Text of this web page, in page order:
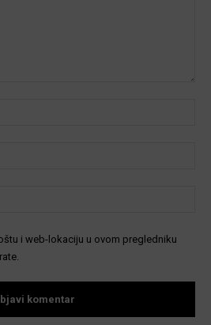
i web-lokaciju u ovom pregledniku